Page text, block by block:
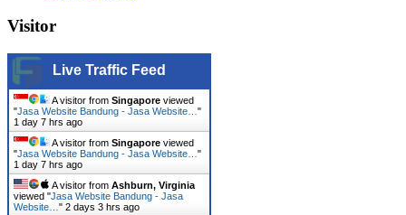
Visitor
Live Traffic Feed
A visitor from Singapore viewed
"Jasa Website Bandung - Jasa Website… "
1 day 7 hrs ago
A visitor from Singapore viewed
"Jasa Website Bandung - Jasa Website… "
1 day 7 hrs ago
A visitor from Ashburn, Virginia
viewed "Jasa Website Bandung - Jasa
Website… " 2 days 3 hrs ago